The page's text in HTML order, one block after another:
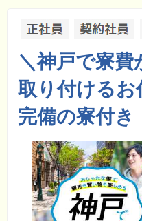
＼神戸で寮
取り付ける
完備の寮付き